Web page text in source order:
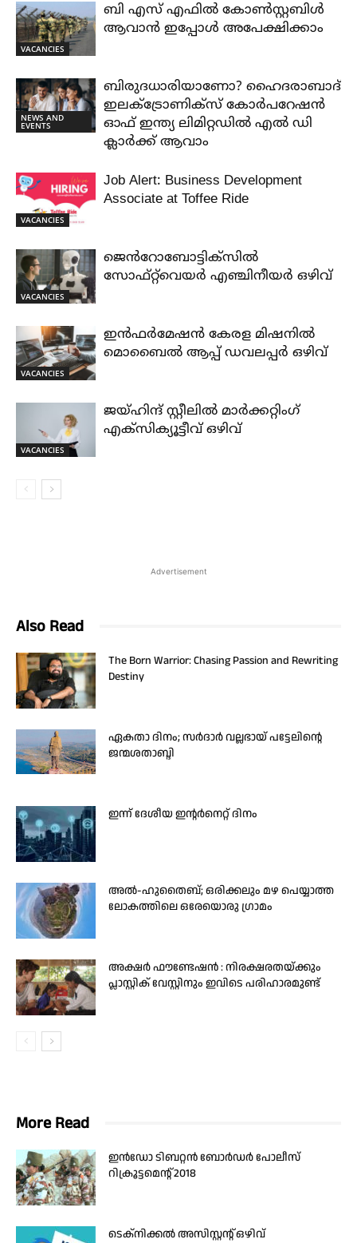
VACANCIES
ബി എസ് എഫിൽ കോൺസ്റ്റബിൾ
ആവാൻ ഇപ്പോൾ അപേക്ഷിക്കാം
NEWS AND
EVENTS
ബിരുദധാരിയാണോ? ഹൈദരാബാദ്
ഇലക്ട്രോണിക്സ് കോർപറേഷൻ
ഓഫ് ഇന്ത്യ ലിമിറ്റഡിൽ എൽ ഡി
ക്ലാർക്ക് ആവാം
VACANCIES
Job Alert: Business Development
Associate at Toffee Ride
VACANCIES
ജെൻറോബോട്ടിക്സിൽ
സോഫ്റ്റ്‌വെയർ എഞ്ചിനീയർ ഒഴിവ്
VACANCIES
ഇൻഫർമേഷൻ കേരള മിഷനിൽ
മൊബൈൽ ആപ്പ് ഡവലപ്പർ ഒഴിവ്
VACANCIES
ജയ്‌ഹിന്ദ്‌ സ്റ്റീലിൽ മാർക്കറ്റിംഗ്
എക്സിക്യൂട്ടീവ് ഒഴിവ്
Advertisement
Also Read
The Born Warrior: Chasing Passion and Rewriting
Destiny
ഏകതാ ദിനം; സർദാർ വല്ലഭായ് പട്ടേലിന്റെ
ജന്മശതാബ്ദി
ഇന്ന് ദേശീയ ഇന്റർനെറ്റ് ദിനം
അൽ-ഹുതൈബ്; ഒരിക്കലും മഴ പെയ്യാത്ത
ലോകത്തിലെ ഒരേയൊരു ഗ്രാമം
അക്ഷർ ഫൗണ്ടേഷൻ : നിരക്ഷരതയ്ക്കും
പ്ലാസ്റ്റിക് വേസ്റ്റിനും ഇവിടെ പരിഹാരമുണ്ട്
More Read
ഇൻഡോ ടിബറ്റൻ ബോർഡർ പോലീസ്
റിക്രൂട്ടമെന്റ് 2018
ടെക്‌നിക്കല്‍ അസിസ്റ്റന്റ് ഒഴിവ്